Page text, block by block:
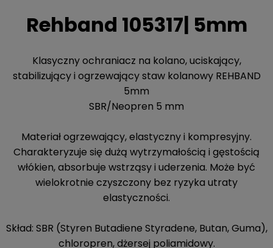
Rehband 105317| 5mm
Klasyczny ochraniacz na kolano, uciskający,
stabilizujący i ogrzewający staw kolanowy REHBAND
5mm
SBR/Neopren 5 mm
Materiał ogrzewający, elastyczny i kompresyjny.
Charakteryzuje się dużą wytrzymałością i gęstością
włókien, absorbuje wstrząsy i uderzenia. Może być
wielokrotnie czyszczony bez ryzyka utraty
elastyczności.
Skład: SBR (Styren Butadiene Styradene, Butan, Guma),
chloropren, dżersej poliamidowy.